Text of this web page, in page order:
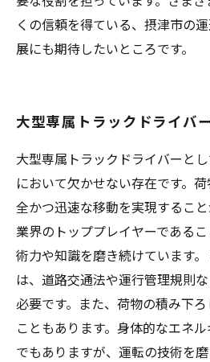
くの信頼を得ている、摂津市の
展にも期待したいところです。
大型専属トラックドライバー
大型専属トラックドライバーと
において欠かせない存在です。
全かつ迅速な移動を実現するこ
業界のトッププレイヤーである
術力や知識を磨き続けています
は、道路交通法や運行管理規則
必要です。また、荷物の積み下
こともあります。身体的なエネ
でもありますが、運転の技術を